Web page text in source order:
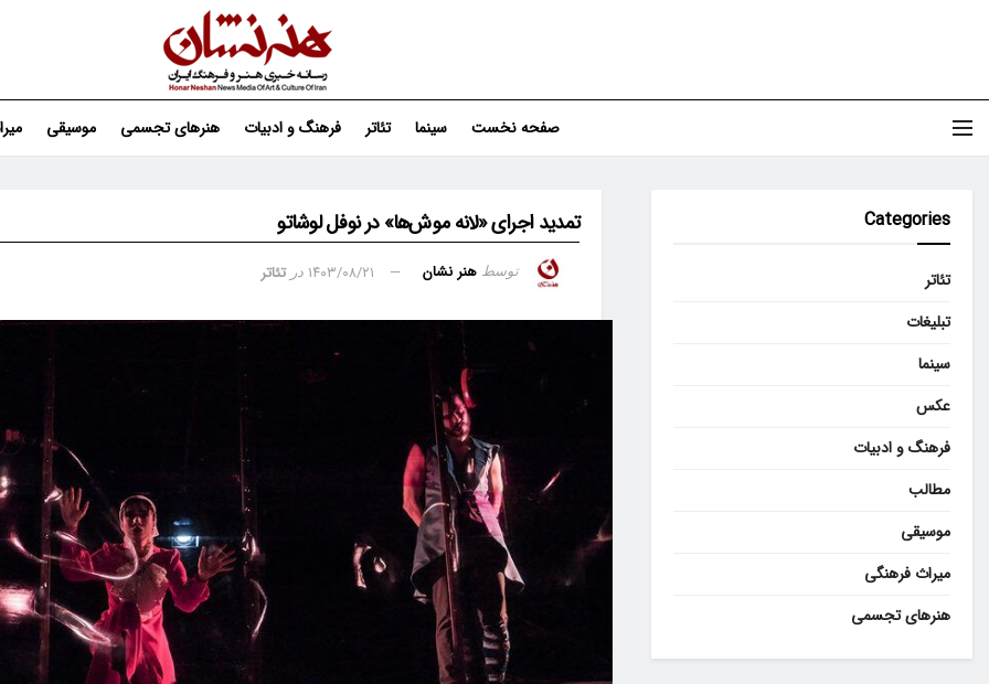
صفحه نخست سینما تئاتر فرهنگ و ادبیات هنرهای تجسمی موسیقی
تمدید اجرای «لانه موش‌ها» در نوفل لوشاتو
توسط هنر نشان ۱۴۰۳/۰۸/۲۱ در تئاتر
Categories
تئاتر
تبلیغات
سینما
عکس
فرهنگ و ادبیات
مطالب
موسیقی
میراث فرهنگی
هنرهای تجسمی